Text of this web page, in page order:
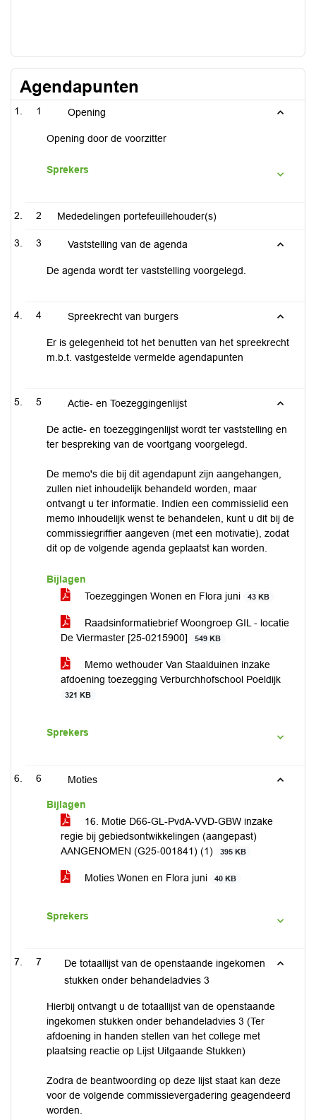
Agendapunten
1 Opening
Opening door de voorzitter
Sprekers
2 Mededelingen portefeuillehouder(s)
3 Vaststelling van de agenda
De agenda wordt ter vaststelling voorgelegd.
4 Spreekrecht van burgers
Er is gelegenheid tot het benutten van het spreekrecht
m.b.t. vastgestelde vermelde agendapunten
5 Actie- en Toezeggingenlijst
De actie- en toezeggingenlijst wordt ter vaststelling en
ter bespreking van de voortgang voorgelegd.
De memo's die bij dit agendapunt zijn aangehangen,
zullen niet inhoudelijk behandeld worden, maar
ontvangt u ter informatie. Indien een commissielid een
memo inhoudelijk wenst te behandelen, kunt u dit bij de
commissiegriffier aangeven (met een motivatie), zodat
dit op de volgende agenda geplaatst kan worden.
Bijlagen
Toezeggingen Wonen en Flora juni
43 KB
Raadsinformatiebrief Woongroep GIL - locatie
De Viermaster [25-0215900]
549 KB
Memo wethouder Van Staalduinen inzake
afdoening toezegging Verburchhofschool Poeldijk
321 KB
Sprekers
6 Moties
Bijlagen
16. Motie D66-GL-PvdA-VVD-GBW inzake
regie bij gebiedsontwikkelingen (aangepast)
AANGENOMEN (G25-001841) (1)
395 KB
Moties Wonen en Flora juni 40 KB
Sprekers
7
De totaallijst van de openstaande ingekomen
stukken onder behandeladvies 3
Hierbij ontvangt u de totaallijst van de openstaande
ingekomen stukken onder behandeladvies 3 (Ter
afdoening in handen stellen van het college met
plaatsing reactie op Lijst Uitgaande Stukken)
Zodra de beantwoording op deze lijst staat kan deze
voor de volgende commissievergadering geagendeerd
worden.